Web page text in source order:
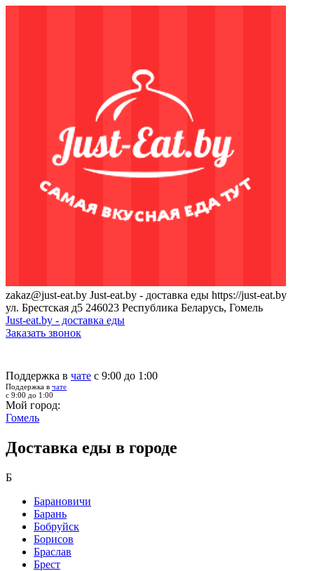
zakaz@just-eat.by Just-eat.by - доставка еды https://just-eat.by
ул. Брестская д5 246023 Республика Беларусь, Гомель
Just-eat.by - доставка еды
Заказать звонок
Поддержка в чате с 9:00 до 1:00
Поддержка в чате
с 9:00 до 1:00
Мой город:
Гомель
Доставка еды в городе
Б
Барановичи
Барань
Бобруйск
Борисов
Браслав
Брест